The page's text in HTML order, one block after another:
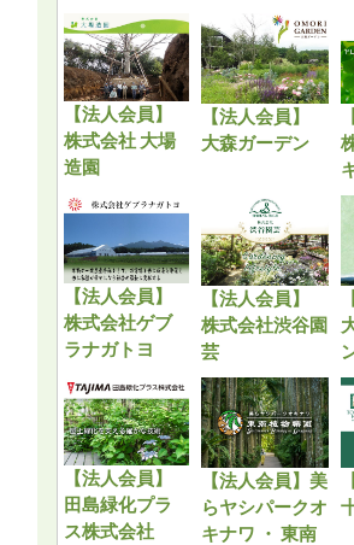
【法人会員】
株式会社 大場
造園
【法人会員】
大森ガーデン
【法人会員】
株式会社ゲブ
ラナガトヨ
【法人会員】
株式会社渋谷園
芸
【法人会員】
田島緑化プラ
ス株式会社
【法人会員】美
らヤシパークオ
キナワ ・ 東南